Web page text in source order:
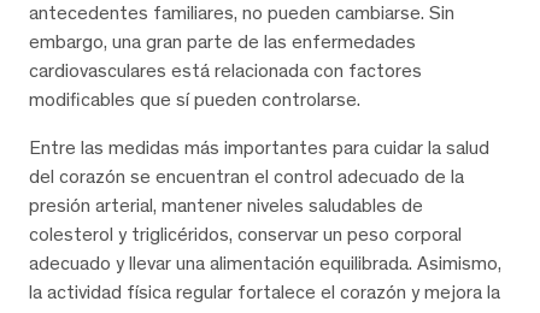
antecedentes familiares, no pueden cambiarse. Sin
embargo, una gran parte de las enfermedades
cardiovasculares está relacionada con factores
modificables que sí pueden controlarse.
Entre las medidas más importantes para cuidar la salud
del corazón se encuentran el control adecuado de la
presión arterial, mantener niveles saludables de
colesterol y triglicéridos, conservar un peso corporal
adecuado y llevar una alimentación equilibrada. Asimismo,
la actividad física regular fortalece el corazón y mejora la